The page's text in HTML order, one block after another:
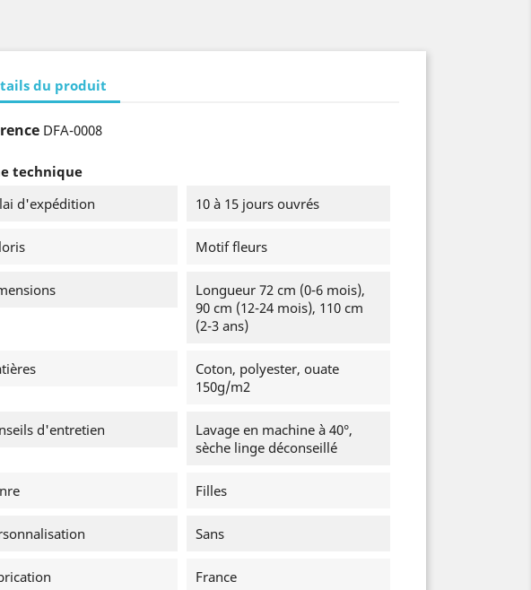
du produit
DFA-0008
technique
d'expédition
10 à 15 jours ouvrés
Motif fleurs
Longueur 72 cm (0-6 mois),
90 cm (12-24 mois), 110 cm
(2-3 ans)
Coton, polyester, ouate
150g/m2
d'entretien
Lavage en machine à 40°,
sèche linge déconseillé
Filles
Sans
France